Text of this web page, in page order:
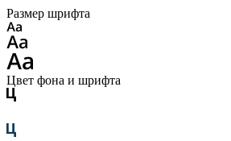
Размер шрифта
Цвет фона и шрифта